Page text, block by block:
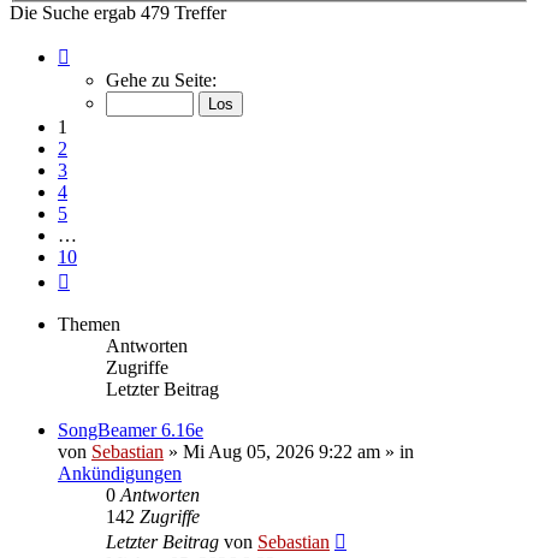
Die Suche ergab 479 Treffer
von
Gehe zu Seite:
1
2
3
4
5
…
10
Themen
Antworten
Zugriffe
Letzter Beitrag
SongBeamer 6.16e
von Sebastian » Mi Aug 05, 2026 9:22 am » in
Ankündigungen
0 Antworten
142 Zugriffe
Letzter Beitrag von Sebastian